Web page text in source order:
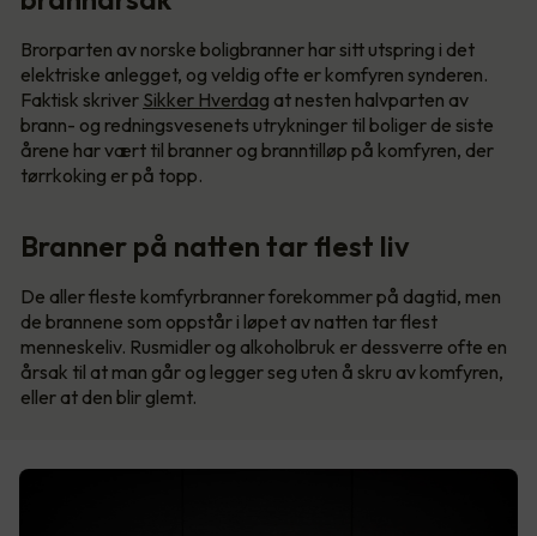
Brorparten av norske boligbranner har sitt utspring i det
elektriske anlegget, og veldig ofte er komfyren synderen.
Faktisk skriver Sikker Hverdag at nesten halvparten av
brann- og redningsvesenets utrykninger til boliger de siste
årene har vært til branner og branntilløp på komfyren, der
tørrkoking er på topp.
Branner på natten tar flest liv
De aller fleste komfyrbranner forekommer på dagtid, men
de brannene som oppstår i løpet av natten tar flest
menneskeliv. Rusmidler og alkoholbruk er dessverre ofte en
årsak til at man går og legger seg uten å skru av komfyren,
eller at den blir glemt.